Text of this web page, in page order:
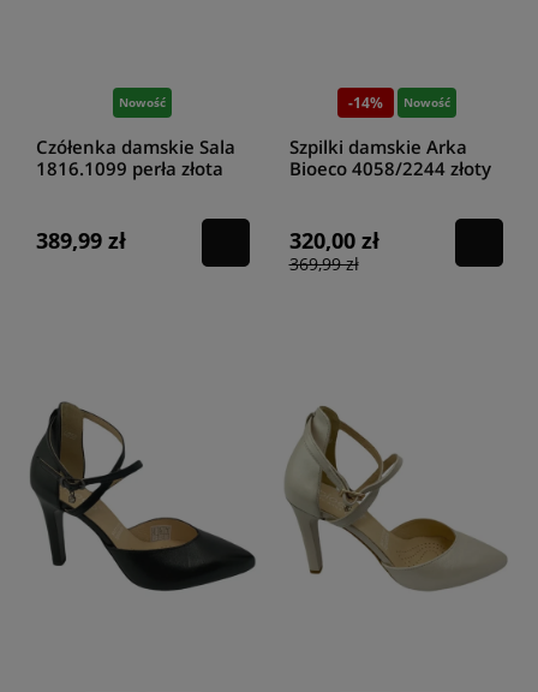
Nowość
Czółenka damskie Sala
1816.1099 perła złota
389,99 zł
-14% Nowość
Szpilki damskie Arka
Bioeco 4058/2244 złoty
320,00 zł
369,99 zł